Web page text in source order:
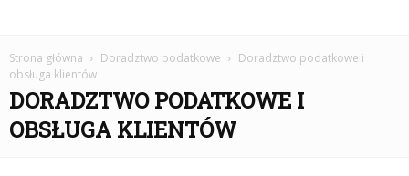
Strona główna Doradztwo podatkowe
Doradztwo podatkowe i
obsługa klientów
DORADZTWO PODATKOWE I
OBSŁUGA KLIENTÓW